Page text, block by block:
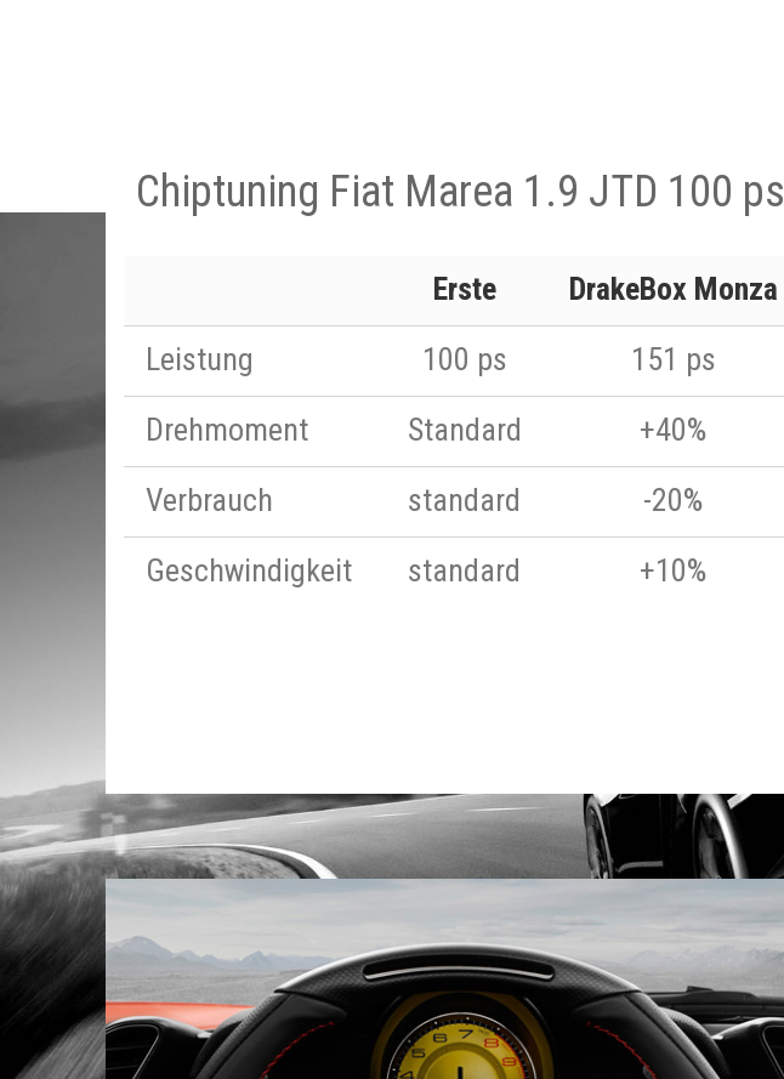
Chiptuning Fiat Marea 1.9 JTD 100 ps
Erste
DrakeBox Monza
Leistung
100 ps
151 ps
Drehmoment
Standard
+40%
Verbrauch
standard
-20%
Geschwindigkeit
standard +10%